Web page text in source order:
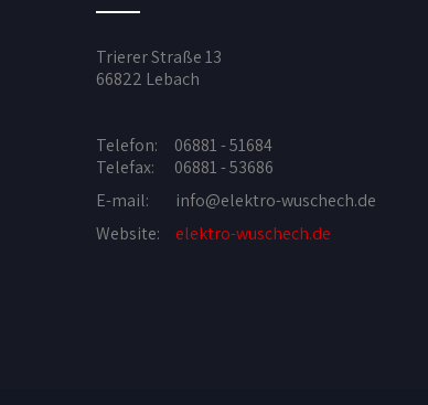
Trierer Straße 13
66822 Lebach
Telefon: 06881 - 51684
Telefax: 06881 - 53686
E-mail:
info@elektro-wuschech.de
Website:
elektro-wuschech.de